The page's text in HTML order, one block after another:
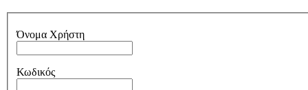
Όνομα Χρήστη
Κωδικός